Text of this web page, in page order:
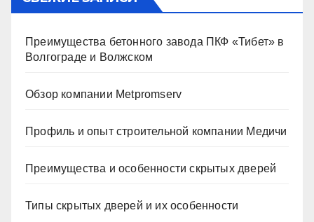
Преимущества бетонного завода ПКФ «Тибет» в
Волгограде и Волжском
Обзор компании Metpromserv
Профиль и опыт строительной компании Медичи
Преимущества и особенности скрытых дверей
Типы скрытых дверей и их особенности